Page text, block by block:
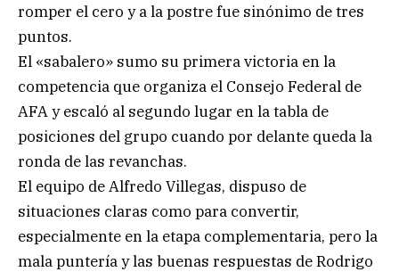
romper el cero y a la postre fue sinónimo de tres
puntos.
El «sabalero» sumo su primera victoria en la
competencia que organiza el Consejo Federal de
AFA y escaló al segundo lugar en la tabla de
posiciones del grupo cuando por delante queda la
ronda de las revanchas.
El equipo de Alfredo Villegas, dispuso de
situaciones claras como para convertir,
especialmente en la etapa complementaria, pero la
mala puntería y las buenas respuestas de Rodrigo